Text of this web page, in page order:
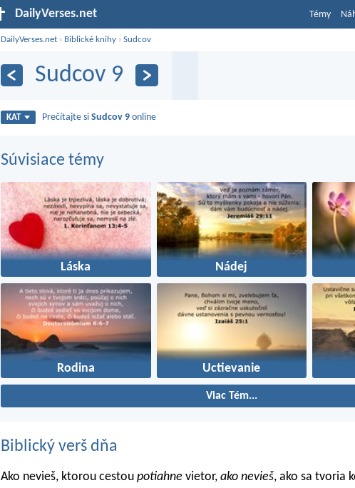
DailyVerses.net Témy
DailyVerses.net › Biblické knihy ›Sudcov
Sudcov 9
KAT Prečítajte siSudcov 9 online
Súvisiace témy
Láska Nádej
Rodina Uctievanie
Viac Tém...
Biblický verš dňa
Ako nevieš, ktorou cestou potiahne vietor, ako nevieš, ako sa tvoria